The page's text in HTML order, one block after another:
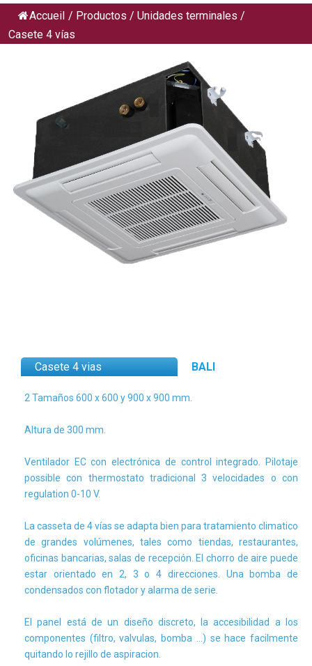
Accueil / Productos / Unidades terminales /
Casete 4 vías
Casete 4 vias BALI
2 Tamaños 600 x 600 y 900 x 900 mm.
Altura de 300 mm.
Ventilador EC con electrónica de control integrado. Pilotaje
possible con thermostato tradicional 3 velocidades o con
regulation 0-10 V.
La casseta de 4 vías se adapta bien para tratamiento climatico
de grandes volúmenes, tales como tiendas, restaurantes,
oficinas bancarias, salas de recepción. El chorro de aire puede
estar orientado en 2, 3 o 4 direcciones. Una bomba de
condensados con flotador y alarma de serie.
El panel está de un diseño discreto, la accesibilidad a los
componentes (filtro, valvulas, bomba …) se hace facilmente
quitando lo rejillo de aspiracion.